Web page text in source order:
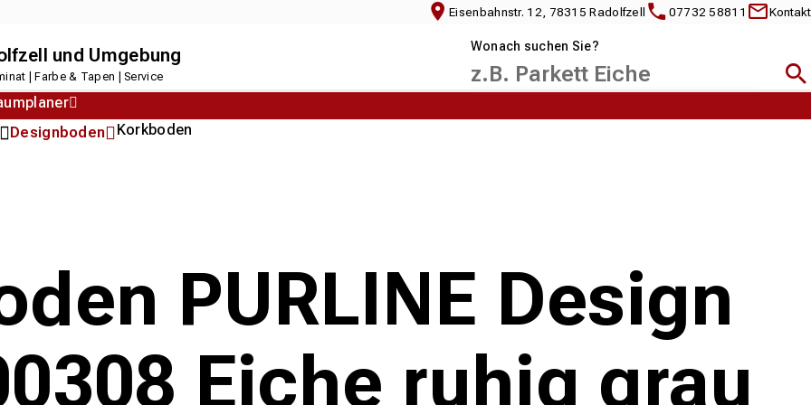
Eisenbahnstr. 12, 78315 Radolfzell 07732 58811 Kontakt
und Umgebung
| Farbe & Tapen | Service
Wonach suchen Sie?
Designboden Korkboden
PURLINE Design
Eiche ruhig grau